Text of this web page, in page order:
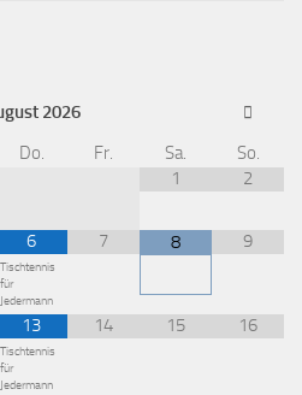
2026
Do. Fr. Sa.
So.
1
2
6
Tischtennis
für
Jedermann
7 8 9
13
Tischtennis
für
Jedermann
14 15 16